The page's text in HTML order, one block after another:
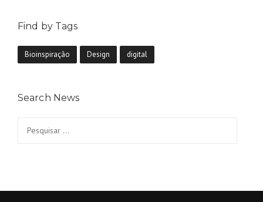
Find by Tags
Bioinspiração Design digital
Search News